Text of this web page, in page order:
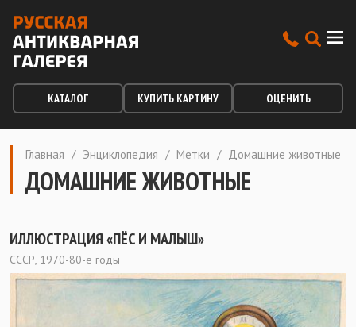
КАТАЛОГ КУПИТЬ КАРТИНУ ОЦЕНИТЬ
Главная / Энциклопедия / Метки / Домашние животные
ДОМАШНИЕ ЖИВОТНЫЕ
ИЛЛЮСТРАЦИЯ «ПЁС И МАЛЫШ»
СССР, 1970-80-е годы